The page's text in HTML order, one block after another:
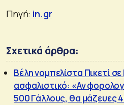
Πηγή: in.gr
Σχετικά άρθρα:
Βέλη νομπελίστα Πικετί
ασφαλιστικό: «Αν
500 Γάλλους, θα μάζευες